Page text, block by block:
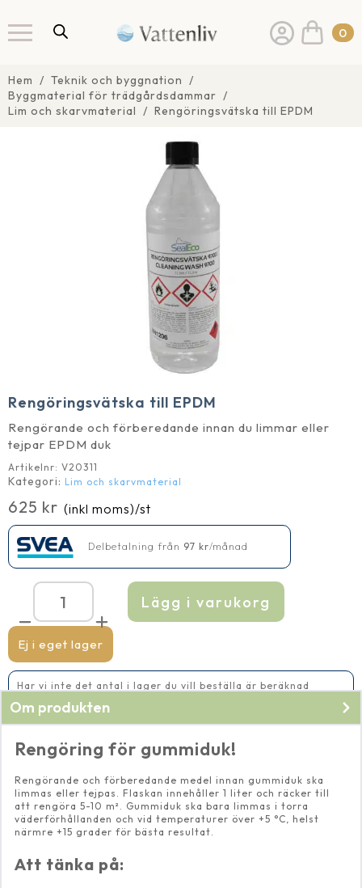
0
Hem
Teknik och byggnation
Byggmaterial för trädgårdsdammar
Lim och skarvmaterial
Rengöringsvätska till EPDM
Rengöringsvätska till EPDM
Rengörande och förberedande innan du limmar eller
tejpar EPDM duk
Artikelnr: V20311
Kategori: Lim och skarvmaterial
625 kr (inkl moms)/st
Delbetalning från 97 kr/månad
Ej i eget lager
Rengöringsvätska
till
EPDM
mängd
Lägg i varukorg
Har vi inte det antal i lager du vill beställa är beräknad
Om produkten
Rengöring för gummiduk!
Rengörande och förberedande medel innan gummiduk ska
limmas eller tejpas. Flaskan innehåller 1 liter och räcker till
att rengöra 5-10 m². Gummiduk ska bara limmas i torra
väderförhållanden och vid temperaturer över +5 °C, helst
närmre +15 grader för bästa resultat.
Att tänka på: